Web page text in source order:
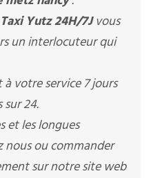
Taxi Yutz 24H/7Jvous
un interlocuteur qui
votre service 7 jours
sur 24.
et les longues
nous ou commander
sur notre site web